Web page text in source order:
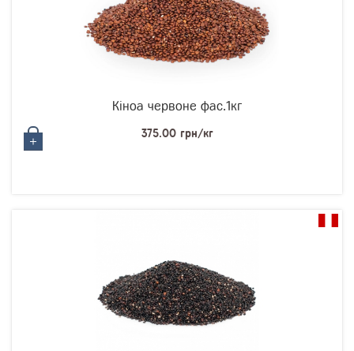
Кіноа червоне фас.1кг
375.00 грн/кг